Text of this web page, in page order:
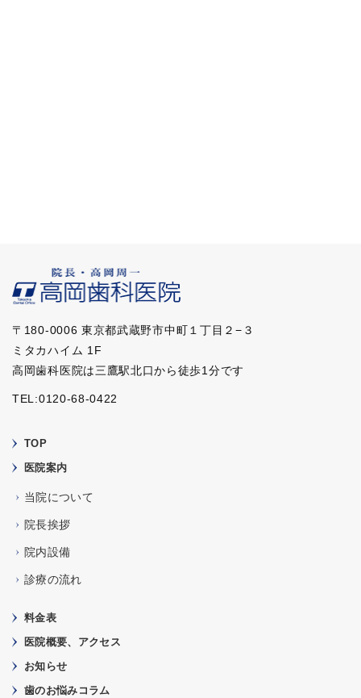
〒180-0006 東京都武蔵野市中町１丁目２−３
ミタカハイム 1F
高岡歯科医院は三鷹駅北口から徒歩1分です
TEL:0120-68-0422
TOP
医院案内
当院について
院長挨拶
院内設備
診療の流れ
料金表
医院概要、アクセス
お知らせ
歯のお悩みコラム